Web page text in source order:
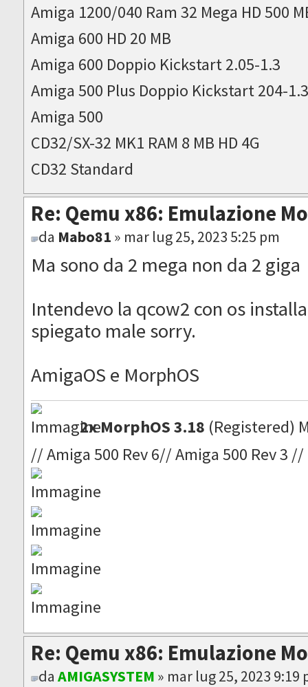
Amiga 1200/040 Ram 32 Mega HD 500
Amiga 600 HD 20 MB
Amiga 600 Doppio Kickstart 2.05-1.3
Amiga 500 Plus Doppio Kickstart 204-
Amiga 500
CD32/SX-32 MK1 RAM 8 MB HD 4G
CD32 Standard
Re: Qemu x86: Emulazione
da Mabo81 » mar lug 25, 2023 5:25 pm
Ma sono da 2 mega non da 2 giga
Intendevo la qcow2 con os
spiegato male sorry.
AmigaOS e MorphOS
2x MorphOS 3.18 (Registered)
// Amiga 500 Rev 6// Amiga 500 Rev 3 //
Re: Qemu x86: Emulazione
daAMIGASYSTEM » mar lug 25, 2023 9:19